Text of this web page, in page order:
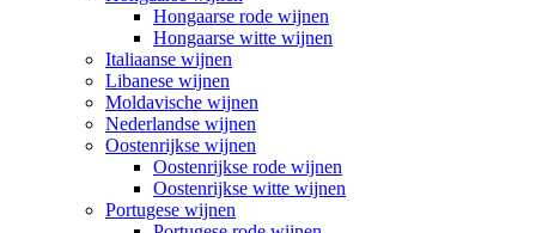
Hongaarse rode wijnen
Hongaarse witte wijnen
Italiaanse wijnen
Libanese wijnen
Moldavische wijnen
Nederlandse wijnen
Oostenrijkse wijnen
Oostenrijkse rode wijnen
Oostenrijkse witte wijnen
Portugese wijnen